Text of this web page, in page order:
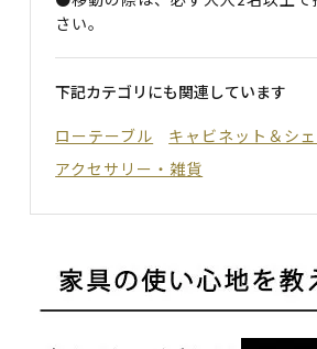
さい。
下記カテゴリにも関連しています
ローテーブル
キャビネット＆シ
アクセサリー・雑貨